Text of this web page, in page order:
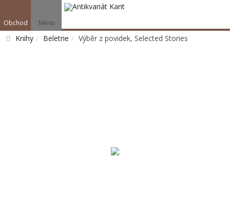
Obchod Menu
Knihy Beletrie Výběr z povidek, Selected Stories